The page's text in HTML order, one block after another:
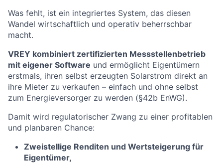
Was fehlt, ist ein integriertes System, das diesen
Wandel wirtschaftlich und operativ beherrschbar
macht.
VREY kombiniert zertifizierten Messstellenbetrieb
mit eigener Software und ermöglicht Eigentümern
erstmals, ihren selbst erzeugten Solarstrom direkt an
ihre Mieter zu verkaufen – einfach und ohne selbst
zum Energieversorger zu werden (§42b EnWG).
Damit wird regulatorischer Zwang zu einer profitablen
und planbaren Chance:
Zweistellige Renditen und Wertsteigerung für
Eigentümer,